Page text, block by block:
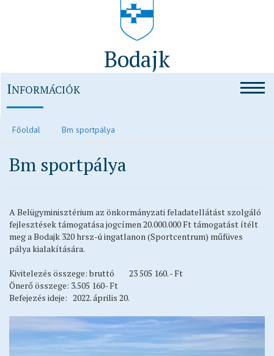
Bodajk
INFORMÁCIÓK
Polgármesteri köszöntő
Közvilágítás hibabejelentés
Településkép
Ivóvízzel kapcsolatos tájékoztatók
Főépítész ügyfélfogadási rendje
Egészségügy
Egyházak
Oktatás, nevelés
Vendéglátás
Főoldal Bm sportpálya
Bm sportpálya
A Belügyminisztérium az önkormányzati feladatellátást szolgáló
fejlesztések támogatása jogcímen 20.000.000 Ft támogatást ítélt
meg a Bodajk 320 hrsz-ú ingatlanon (Sportcentrum) műfüves
pálya kialakítására.
Kivitelezés összege: bruttó 23 505 160. - Ft
Önerő összege: 3.505 160- Ft
Befejezés ideje: 2022. április 20.